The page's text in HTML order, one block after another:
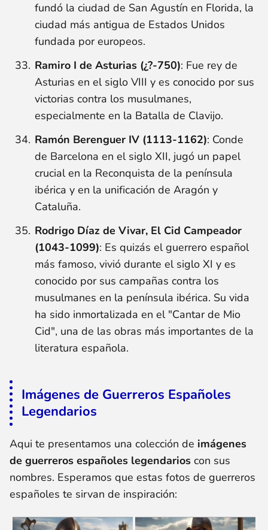
fundó la ciudad de San Agustín en Florida, la
ciudad más antigua de Estados Unidos
fundada por europeos.
Ramiro I de Asturias (¿?-750): Fue rey de
Asturias en el siglo VIII y es conocido por sus
victorias contra los musulmanes,
especialmente en la Batalla de Clavijo.
Ramón Berenguer IV (1113-1162): Conde
de Barcelona en el siglo XII, jugó un papel
crucial en la Reconquista de la península
ibérica y en la unificación de Aragón y
Cataluña.
Rodrigo Díaz de Vivar, El Cid Campeador
(1043-1099): Es quizás el guerrero español
más famoso, vivió durante el siglo XI y es
conocido por sus campañas contra los
musulmanes en la península ibérica. Su vida
ha sido inmortalizada en el "Cantar de Mio
Cid", una de las obras más importantes de la
literatura española.
Imágenes de Guerreros Españoles
Legendarios
Aqui te presentamos una colección de imágenes
de guerreros españoles legendarios con sus
nombres. Esperamos que estas fotos de guerreros
españoles te sirvan de inspiración: